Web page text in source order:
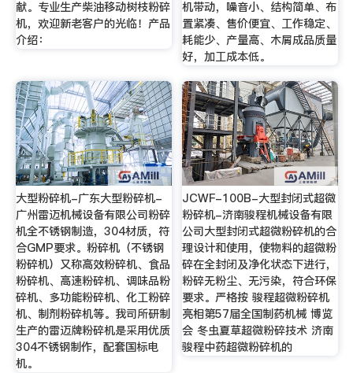
献。专业生产柴油移动树枝粉碎
机，欢迎新老客户的光临！产品
介绍：
机带动，噪音小、结构简单、布
置紧凑、售价便宜、工作稳定、
耗能少、产量高、木屑成品质量
好，加工成本低。
大型粉碎机-广东大型粉碎机-
广州雷迈机械设备有限公司粉碎
机全不锈钢制造，304材质，符
合GMP要求。粉碎机（不锈钢
粉碎机）又称高效粉碎机、食品
粉碎机、高速粉碎机、调味品粉
碎机、多功能粉碎机、化工粉碎
机、制剂粉碎机等。我司所研制
生产的雷迈牌粉碎机是采用优质
304不锈钢制作，配套国标电
机。
JCWF-100B-大型封闭式超微
粉碎机-济南骏程机械设备有限
公司大型封闭式超微粉碎机的合
理设计和使用，使物料的超微粉
碎在全封闭及净化状态下进行，
粉碎无粉尘、无污染，符合环保
要求。严格按 骏程超微粉碎机
亮相第57届全国制药机械 博览
会 冬虫夏草超微粉碎技术 济南
骏程中药超微粉碎机的